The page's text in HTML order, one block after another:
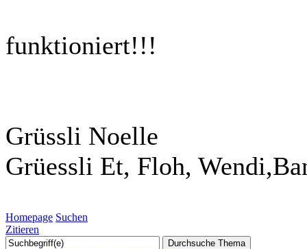
funktioniert!!!
Grüssli Noelle
Grüessli Et, Floh,
Homepage Suchen
Zitieren